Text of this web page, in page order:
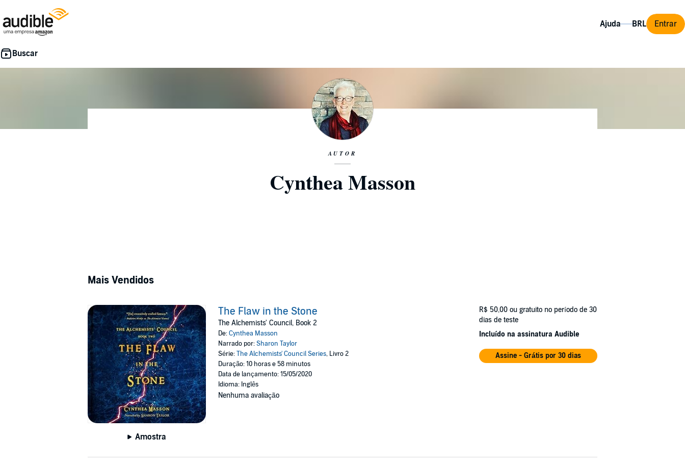
Ajuda Entrar
AUTOR
Cynthea Masson
Mais Vendidos
Amostra
The Flaw in the Stone
The Alchemists' Council, Book 2
De:Cynthea Masson
Narrado por:Sharon Taylor
Série:The Alchemists' Council Series, Livro 2
Duração: 10 horas e 58 minutos
Data de lançamento: 15/05/2020
Idioma: Inglês
Nenhuma avaliação
R$ 50,00 ou gratuito no período de 30
dias de teste
Incluído na assinatura Audible
Assine - Grátis por 30 dias